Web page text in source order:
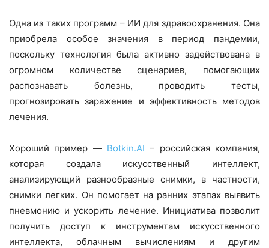
Одна из таких программ – ИИ для здравоохранения. Она
приобрела особое значения в период пандемии,
поскольку технология была активно задействована в
огромном количестве сценариев, помогающих
распознавать болезнь, проводить тесты,
прогнозировать заражение и эффективность методов
лечения.
Хороший пример — Botkin.AI – российская компания,
которая создала искусственный интеллект,
анализирующий разнообразные снимки, в частности,
снимки легких. Он помогает на ранних этапах выявить
пневмонию и ускорить лечение. Инициатива позволит
получить доступ к инструментам искусственного
интеллекта, облачным вычислениям и другим